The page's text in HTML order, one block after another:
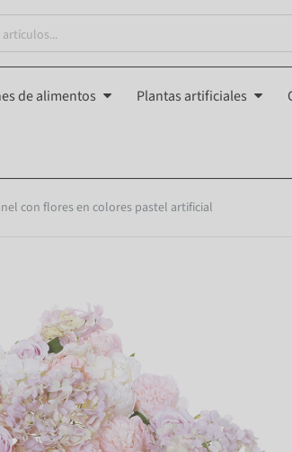
de alimentos Plantas artificiales
con flores en colores pastel artificial